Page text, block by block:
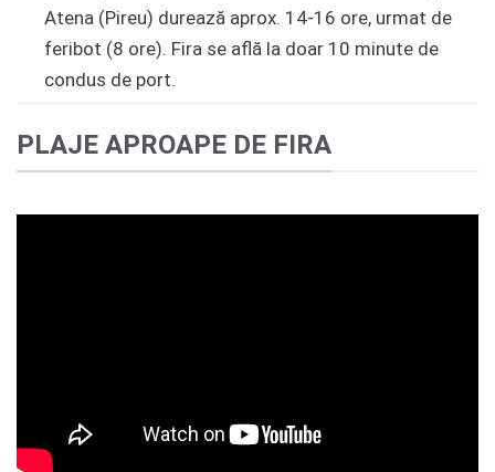
Atena (Pireu) durează aprox. 14-16 ore, urmat de
feribot (8 ore). Fira se află la doar 10 minute de
condus de port.
PLAJE APROAPE DE FIRA